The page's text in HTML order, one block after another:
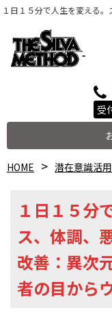
受
HOME 潜在意識活
１日１５分
ス、体調、
改善：異次
者の目から